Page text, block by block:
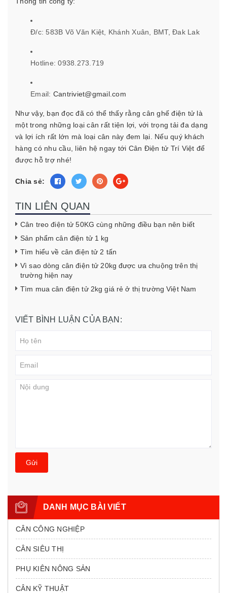
Đ/c: 583B Võ Văn Kiệt, Khánh Xuân, BMT, Đak Lak
Hotline: 0938.273.719
Email: Cantriviet@gmail.com
Như vậy, bạn đọc đã có thể thấy rằng cân ghế điện tử là
một trong những loại cân rất tiện lợi, với trọng tải đa dạng
và lợi ích rất lớn mà loại cân này đem lại. Nếu quý khách
hàng có nhu cầu, liên hệ ngay tới Cân Điện tử Trí Việt để
được hỗ trợ nhé!
Chia sẻ:
TIN LIÊN QUAN
Cân treo điện tử 50KG cùng những điều bạn nên biết
Sản phẩm cân điện tử 1 kg
Tìm hiểu về cân điện tử 2 tấn
Vì sao dòng cân điện tử 20kg được ưa chuộng trên thị
trường hiện nay
Tìm mua cân điện tử 2kg giá rẻ ở thị trường Việt Nam
VIẾT BÌNH LUẬN CỦA BẠN:
Gửi
DANH MỤC BÀI VIẾT
CÂN CÔNG NGHIỆP
CÂN SIÊU THỊ
PHỤ KIÊN NÔNG SẢN
CÂN KỸ THUẬT